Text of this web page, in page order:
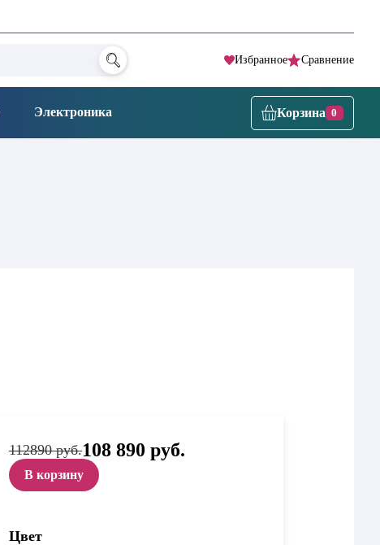
Избранное Сравнение
Электроника Корзина 0
112890 руб.Первоначальная
цена
составляла
112
890 руб..
108 890 руб.
В корзину
Цвет